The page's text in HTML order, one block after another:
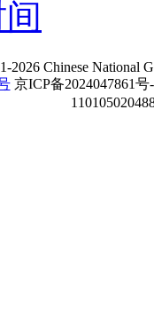
2026 Chinese National
京ICP备2024047861